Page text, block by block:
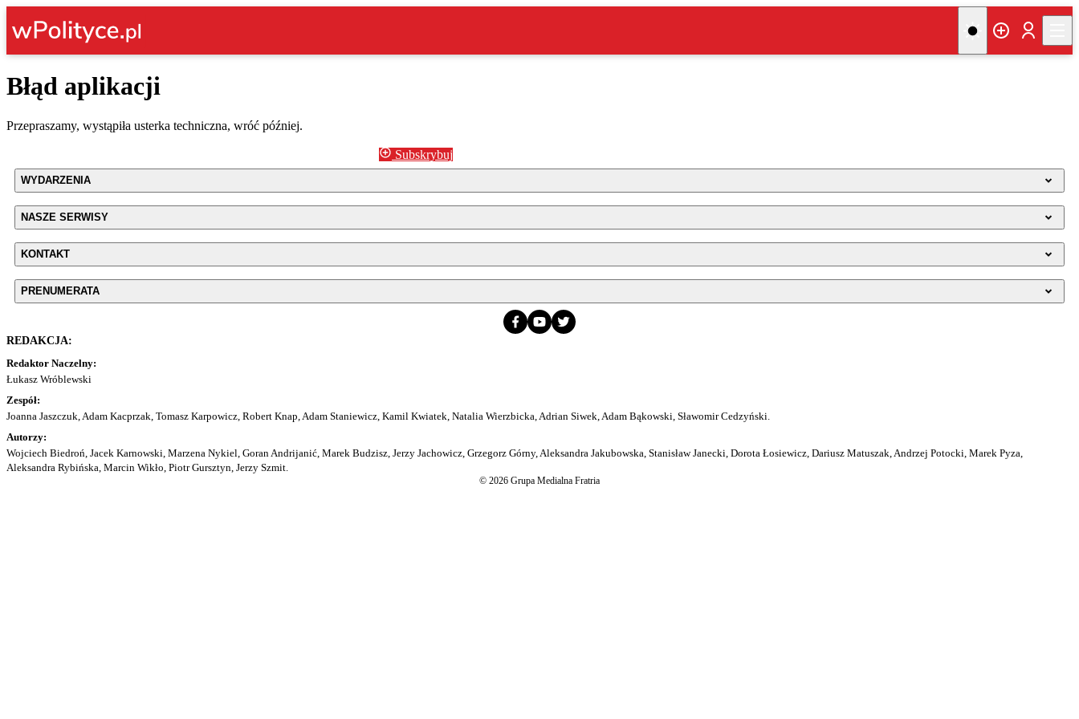
Błąd aplikacji
Przepraszamy, wystąpiła usterka techniczna, wróć później.
Subskrybuj
WYDARZENIA
NASZE SERWISY
KONTAKT
PRENUMERATA
REDAKCJA:
Redaktor Naczelny:
Łukasz Wróblewski
Zespół:
Joanna Jaszczuk, Adam Kacprzak, Tomasz Karpowicz, Robert Knap, Adam Staniewicz, Kamil Kwiatek, Natalia Wierzbicka, Adrian Siwek, Adam Bąkowski, Sławomir Cedzyński.
Autorzy:
Wojciech Biedroń, Jacek Karnowski, Marzena Nykiel, Goran Andrijanić, Marek Budzisz, Jerzy Jachowicz, Grzegorz Górny, Aleksandra Jakubowska, Stanisław Janecki, Dorota Łosiewicz, Dariusz Matuszak, Andrzej Potocki, Marek Pyza,
Aleksandra Rybińska, Marcin Wikło, Piotr Gursztyn, Jerzy Szmit.
© 2026 Grupa Medialna Fratria